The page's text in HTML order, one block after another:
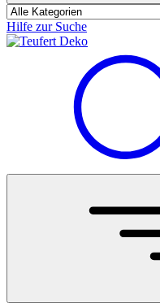
Hilfe zur Suche